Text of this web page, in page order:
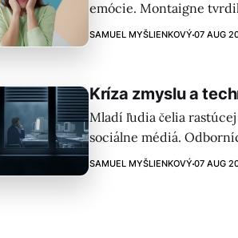
emócie. Montaigne
paralyzujúcejší ako
SAMUEL MYŠLIENKOVÝ 07 AUG
Kríza zmyslu a
Mladí ľudia čelia
sociálne médiá.
sebareflexie, pričom
SAMUEL MYŠLIENKOVÝ 07 AUG